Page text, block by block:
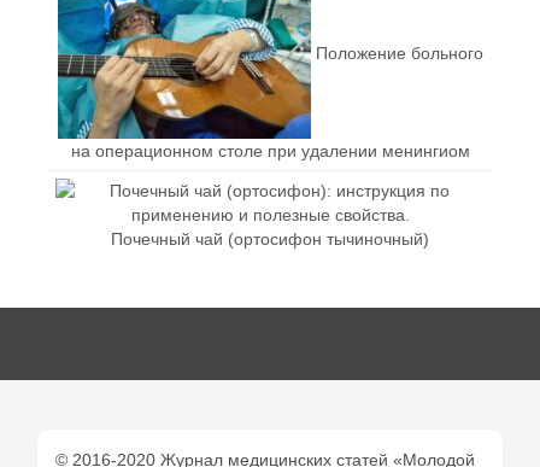
Положение больного
на операционном столе при удалении менингиом
Почечный чай (ортосифон тычиночный)
© 2016-2020 Журнал медицинских статей «Молодой